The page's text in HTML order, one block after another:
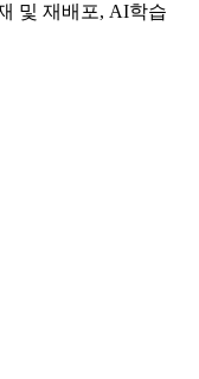
및 재배포, AI학습